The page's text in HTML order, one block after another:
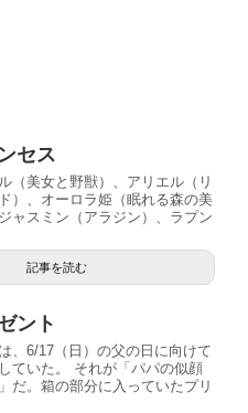
セス
（美女と野獣）、アリエル（リ
）、オーロラ姫（眠れる森の美
ャスミン（アラジン）、ラプン
記事を読む
ント
、6/17（日）の父の日に向けて
ていた。 それが「パパの似顔
だ。箱の部分に入っていたプリ